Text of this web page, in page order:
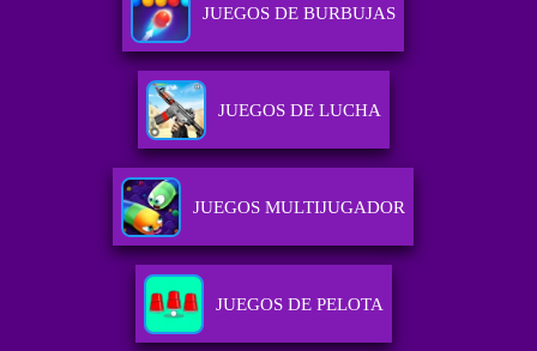
JUEGOS DE BURBUJAS
JUEGOS DE LUCHA
JUEGOS MULTIJUGADOR
JUEGOS DE PELOTA